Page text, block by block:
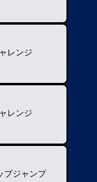
レンジ
レンジ
プジャンプ